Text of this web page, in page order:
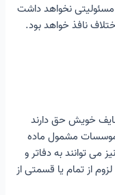
مسئولیتی نخواهد داشت
نافذ خواهد بود.
خویش حق دارند
موسسات مشمول ماده
می توانند به دفاتر و
از تمام یا قسمتی از